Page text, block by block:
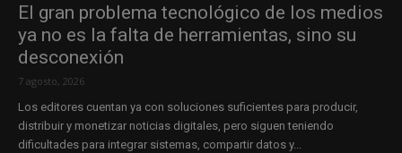
El gran problema tecnológico de los medios
ya no es la falta de herramientas, sino su
desconexión
7 agosto, 2026
Los editores cuentan ya con soluciones suficientes para producir,
distribuir y monetizar noticias digitales, pero siguen teniendo
dificultades para integrar sistemas, compartir datos y...